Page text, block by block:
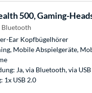
500, Gaming-
Bluetooth
Ear Kopfbügelhörer
Mobile Abspielgeräte,
Ja, via Bluetooth, via
1x USB 2.0